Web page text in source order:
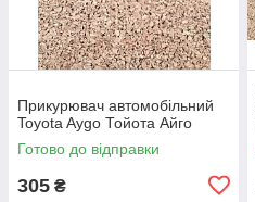
Прикурювач автомобільний
Toyota Aygo Тойота Айго
Готово до відправки
305 ₴